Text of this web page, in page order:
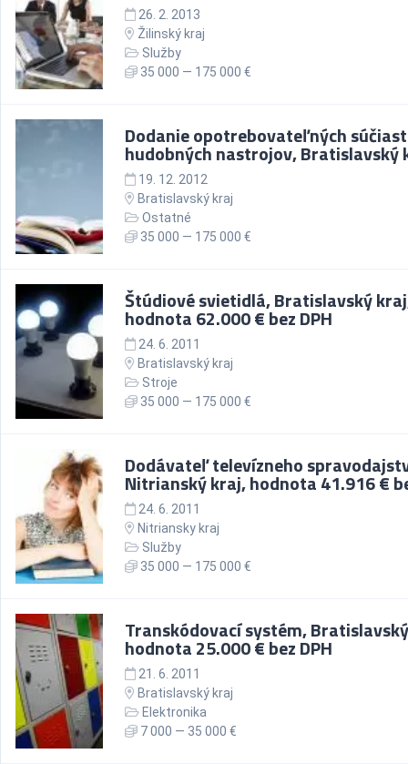
26. 2. 2013
Žilinský kraj
Služby
35 000 — 175 000 €
Dodanie opotrebovateľných
hudobných nastrojov, Bratislavský
19. 12. 2012
Bratislavský kraj
Ostatné
35 000 — 175 000 €
Štúdiové svietidlá, Bratislavský
hodnota 62.000 € bez DPH
24. 6. 2011
Bratislavský kraj
Stroje
35 000 — 175 000 €
Dodávateľ televízneho
Nitrianský kraj, hodnota 41.916 €
24. 6. 2011
Nitriansky kraj
Služby
35 000 — 175 000 €
Transkódovací systém,
hodnota 25.000 € bez DPH
21. 6. 2011
Bratislavský kraj
Elektronika
7 000 — 35 000 €